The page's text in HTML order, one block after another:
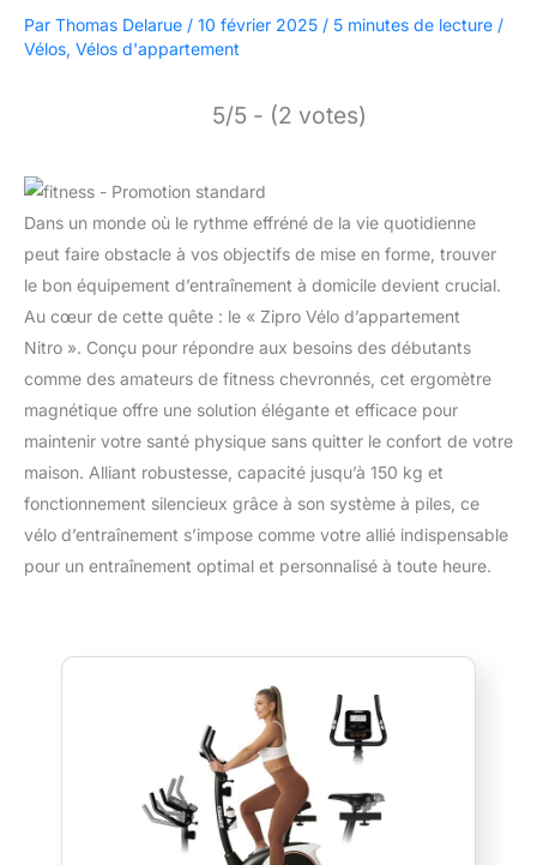
Par Thomas Delarue / 10 février 2025 / 5 minutes de lecture /
Vélos, Vélos d'appartement
5/5 - (2 votes)
Dans un monde où le rythme effréné de la vie quotidienne
peut faire obstacle à vos objectifs de mise en forme, trouver
le bon équipement d’entraînement à domicile devient crucial.
Au cœur de cette quête : le « Zipro Vélo d’appartement
Nitro ». Conçu pour répondre aux besoins des débutants
comme des amateurs de fitness chevronnés, cet ergomètre
magnétique offre une solution élégante et efficace pour
maintenir votre santé physique sans quitter le confort de votre
maison. Alliant robustesse, capacité jusqu’à 150 kg et
fonctionnement silencieux grâce à son système à piles, ce
vélo d’entraînement s’impose comme votre allié indispensable
pour un entraînement optimal et personnalisé à toute heure.